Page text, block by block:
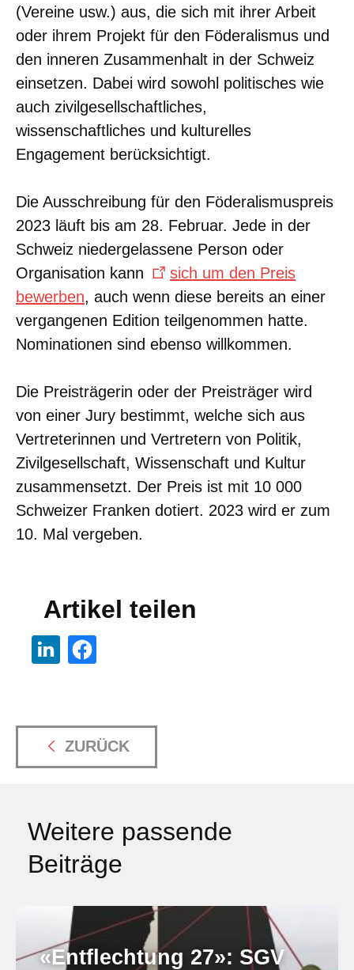
(Vereine usw.) aus, die sich mit ihrer Arbeit
oder ihrem Projekt für den Föderalismus und
den inneren Zusammenhalt in der Schweiz
einsetzen. Dabei wird sowohl politisches wie
auch zivilgesellschaftliches,
wissenschaftliches und kulturelles
Engagement berücksichtigt.
Die Ausschreibung für den Föderalismuspreis
2023 läuft bis am 28. Februar. Jede in der
Schweiz niedergelassene Person oder
Organisation kann
sich um den Preis
bewerben, auch wenn diese bereits an einer
vergangenen Edition teilgenommen hatte.
Nominationen sind ebenso willkommen.
Die Preisträgerin oder der Preisträger wird
von einer Jury bestimmt, welche sich aus
Vertreterinnen und Vertretern von Politik,
Zivilgesellschaft, Wissenschaft und Kultur
zusammensetzt. Der Preis ist mit 10 000
Schweizer Franken dotiert. 2023 wird er zum
10. Mal vergeben.
Artikel teilen
ZURÜCK
Weitere passende
Beiträge
«Entflechtung 27»: SGV